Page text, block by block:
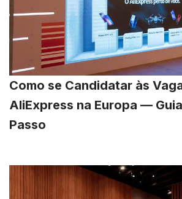
Como se Candidatar às
AliExpress na Europa —
Passo